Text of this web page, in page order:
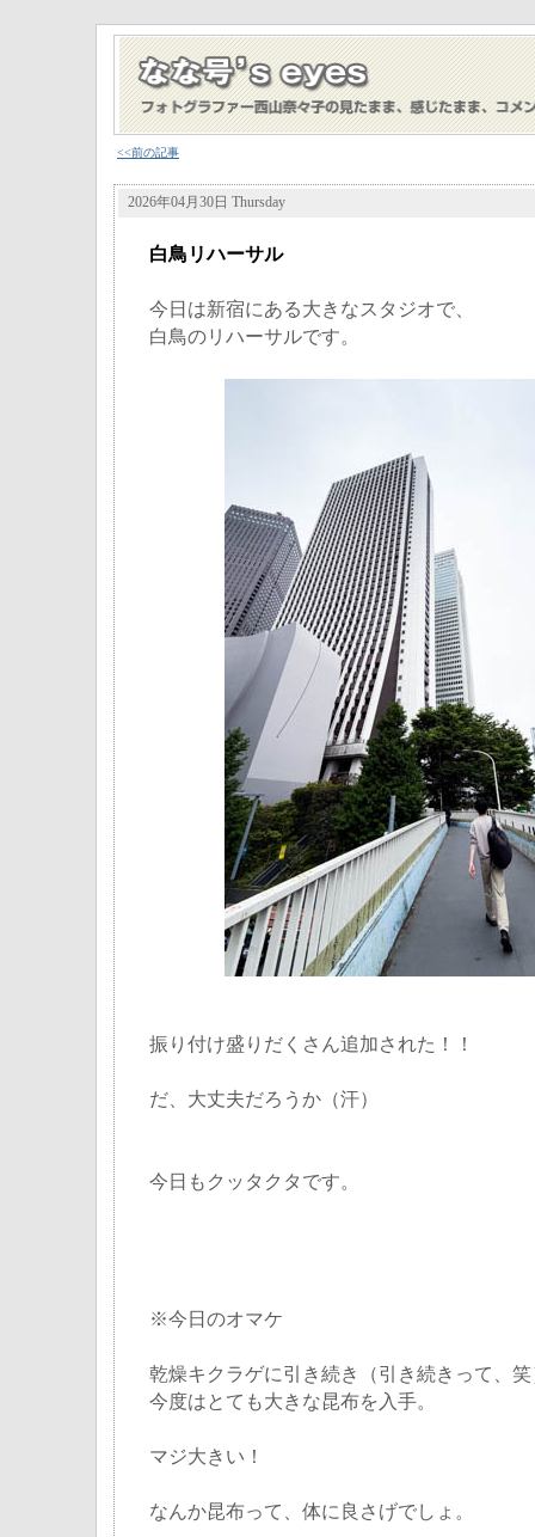
<<前の記事
2026年04月30日 Thursday
白鳥リハーサル
今日は新宿にある大きなスタジオで、
白鳥のリハーサルです。
振り付け盛りだくさん追加された！！
だ、大丈夫だろうか（汗）
今日もクッタクタです。
※今日のオマケ
乾燥キクラゲに引き続き（引き続きって、笑
今度はとても大きな昆布を入手。
マジ大きい！
なんか昆布って、体に良さげでしょ。